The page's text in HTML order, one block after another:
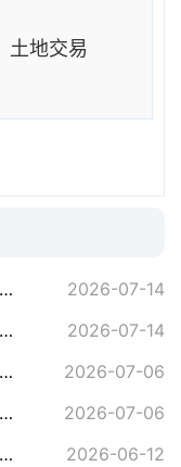
土地交易
2026-07-14
2026-07-14
2026-07-06
2026-07-06
2026-06-12